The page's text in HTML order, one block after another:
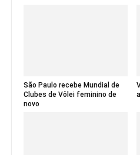
São Paulo recebe Mundial de
Clubes de Vôlei feminino de
novo